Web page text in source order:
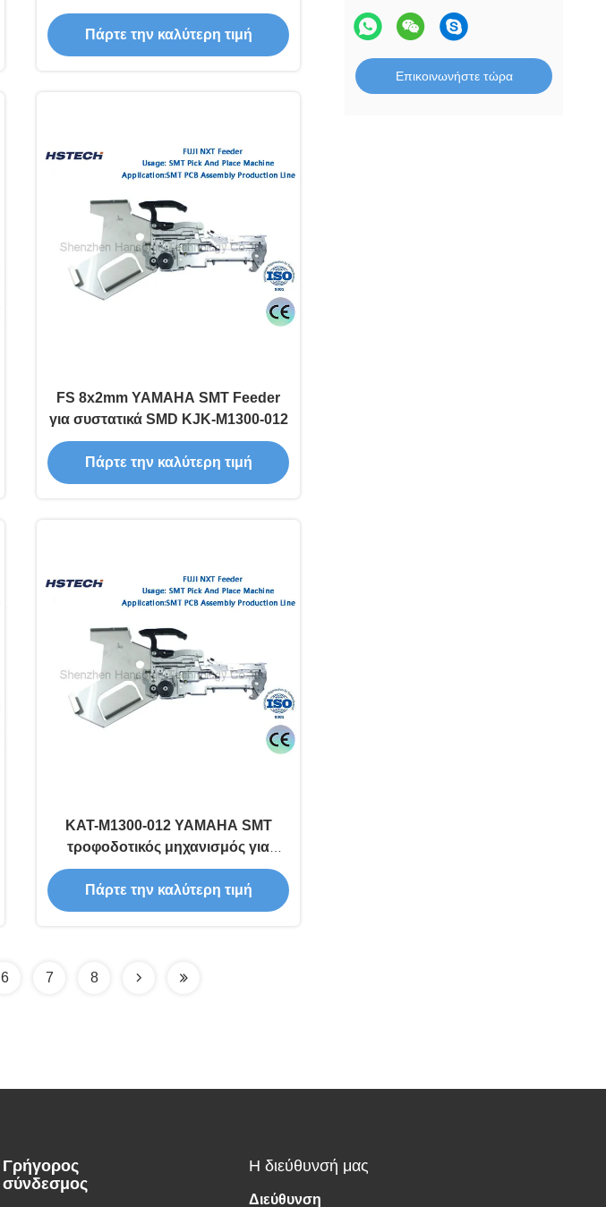
Επικοινωνήστε τώρα
Samsung SM Chip Mounter
Πάρτε την καλύτερη τιμή
FS 8x2mm YAMAHA SMT Feeder
για συστατικά SMD KJK-M1300-012
Πάρτε την καλύτερη τιμή
ΚΑΤ-Μ1300-012 YAMAHA SMT
τροφοδοτικός μηχανισμός για
τροφοδοσία συστατικών SMD
Πάρτε την καλύτερη τιμή
6 7 8
Γρήγορος
σύνδεσμος
Η διεύθυνσή μας
Διεύθυνση